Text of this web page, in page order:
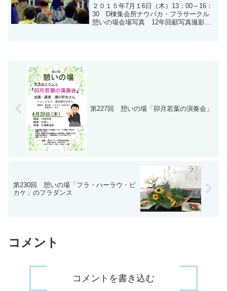
２０１５年7月１6日（木）13：00～16：
30 D棟集会所ナウパカ・フラサークル
憩いの場会場写真 12年回顧写真撮影：
第227回 憩いの場「卯月若葉の演奏会」
第230回 憩いの場「フラ・ハーラウ・ピ
カケ」のフラダンス
コメント
コメントを書き込む